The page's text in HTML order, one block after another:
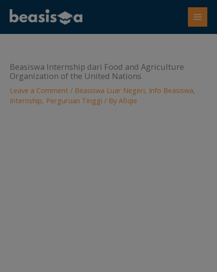
content
Beasiswa Internship dari Food and Agriculture
Organization of the United Nations
Leave a Comment / Beasiswa Luar Negeri, Info Beasiswa,
Internship, Perguruan Tinggi / By Afiqie